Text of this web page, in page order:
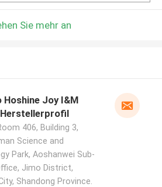
Sie mehr an
Hoshine Joy I&M
Herstellerprofil
406, Building 3,
Science and
Park, Aoshanwei Sub-
Jimo District,
Shandong Province.